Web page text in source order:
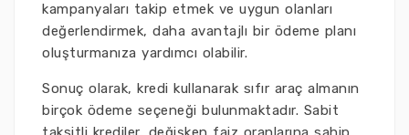
kampanyaları takip etmek ve uygun olanları
değerlendirmek, daha avantajlı bir ödeme planı
oluşturmanıza yardımcı olabilir.
Sonuç olarak, kredi kullanarak sıfır araç almanın
birçok ödeme seçeneği bulunmaktadır. Sabit